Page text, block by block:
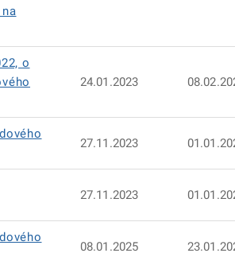
o
24.01.2023
27.11.2023
27.11.2023
08.01.2025